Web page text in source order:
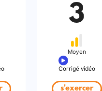
3
Moyen
Corrigé vidéo
s'exercer